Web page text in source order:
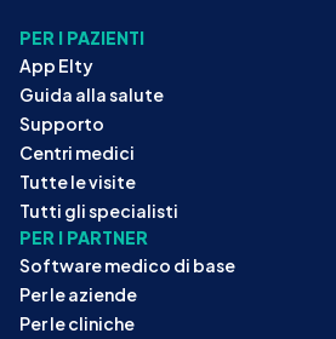
PER I PAZIENTI
App Elty
Guida alla salute
Supporto
Centri medici
Tutte le visite
Tutti gli specialisti
PER I PARTNER
Software medico di base
Per le aziende
Per le cliniche